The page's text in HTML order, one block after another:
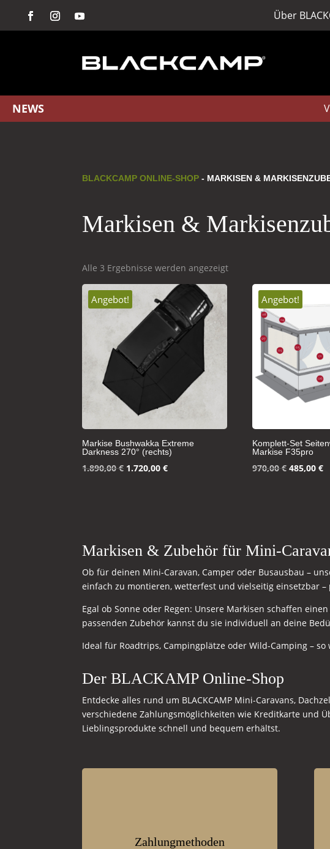
Über
NEWS
BLACKCAMP ONLINE-SHOP - MARKISEN &
Markisen &
Alle 3 Ergebnisse werden angezeigt
Angebot!
Markise Bushwakka Extreme
Darkness 270° (rechts)
1.890,00€ Ursprünglicher
1.720,00€Aktueller
Angebot!
Komplett-Set
Markise F35pro
970,00€ 485,00€
Markisen & Zubehör für Mini-
Ob für deinen Mini-Caravan, Camper oder Busausbau –
einfach zu montieren, wetterfest und vielseitig einsetzbar
Egal ob Sonne oder Regen: Unsere Markisen schaffen
passenden Zubehör kannst du sie individuell an deine
Ideal für Roadtrips, Campingplätze oder Wild-Camping –
Der BLACKAMP Online-Shop
Entdecke alles rund um BLACKCAMP Mini-Caravans,
verschiedene Zahlungsmöglichkeiten wie Kreditkarte und
Lieblingsprodukte schnell und bequem erhältst.
Zahlungmethoden